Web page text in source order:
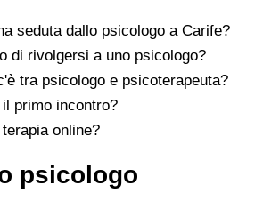
seduta dallo psicologo a Carife?
di rivolgersi a uno psicologo?
tra psicologo e psicoterapeuta?
primo incontro?
online?
psicologo